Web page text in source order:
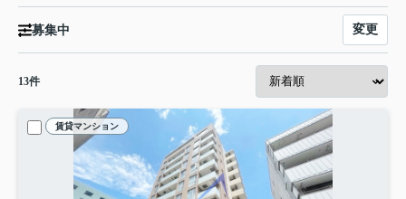
募集中 変更
13件
賃貸マンション